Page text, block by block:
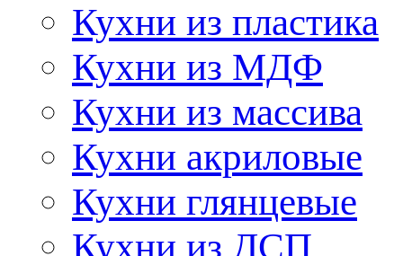
Кухни из пластика
Кухни из МДФ
Кухни из массива
Кухни акриловые
Кухни глянцевые
Кухни из ДСП